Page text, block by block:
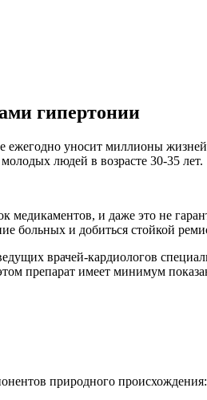
гипертонии
уносит миллионы
людей в возрасте 30-35 лет.
медикаментов, и даже это не
больных и добиться стойкой
врачей-кардиологов
препарат имеет минимум
природного происхождения: